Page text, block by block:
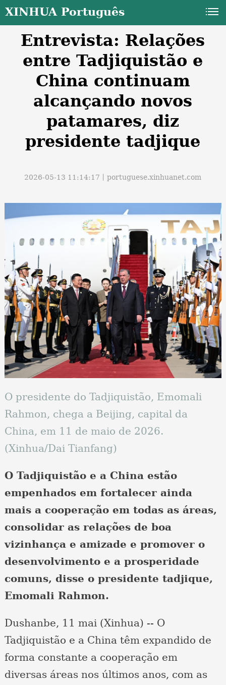
XINHUA Português
Entrevista: Relações
entre Tadjiquistão e
China continuam
alcançando novos
patamares, diz
presidente tadjique
2026-05-13 11:14:17丨portuguese.xinhuanet.com
O presidente do Tadjiquistão, Emomali
Rahmon, chega a Beijing, capital da
China, em 11 de maio de 2026.
(Xinhua/Dai Tianfang)
O Tadjiquistão e a China estão
empenhados em fortalecer ainda
mais a cooperação em todas as áreas,
consolidar as relações de boa
vizinhança e amizade e promover o
desenvolvimento e a prosperidade
comuns, disse o presidente tadjique,
Emomali Rahmon.
Dushanbe, 11 mai (Xinhua) -- O
Tadjiquistão e a China têm expandido de
forma constante a cooperação em
diversas áreas nos últimos anos, com as